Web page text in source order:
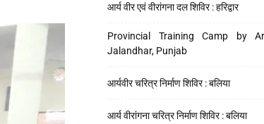
आर्य वीर एवं वीरांगना दल शिविर : हरिद्वार
Provincial Training Camp by
Jalandhar, Punjab
आर्यवीर चरित्र निर्माण शिविर : बलिया
आर्य वीरांगना चरित्र निर्माण शिविर : बलिया